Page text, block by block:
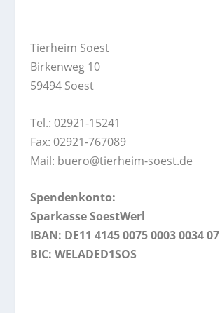
Tierheim Soest
Birkenweg 10
59494 Soest
Tel.: 02921-15241
Fax: 02921-767089
Mail: buero@tierheim-soest.de
Spendenkonto:
Sparkasse SoestWerl
IBAN: DE11 4145 0075 0003 0034 07
BIC: WELADED1SOS